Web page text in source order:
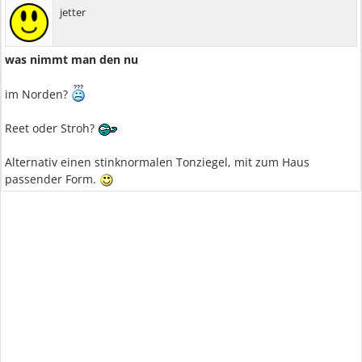
jetter
was nimmt man den nu
im Norden?
Reet oder Stroh?
Alternativ einen stinknormalen Tonziegel, mit zum Haus
passender Form.